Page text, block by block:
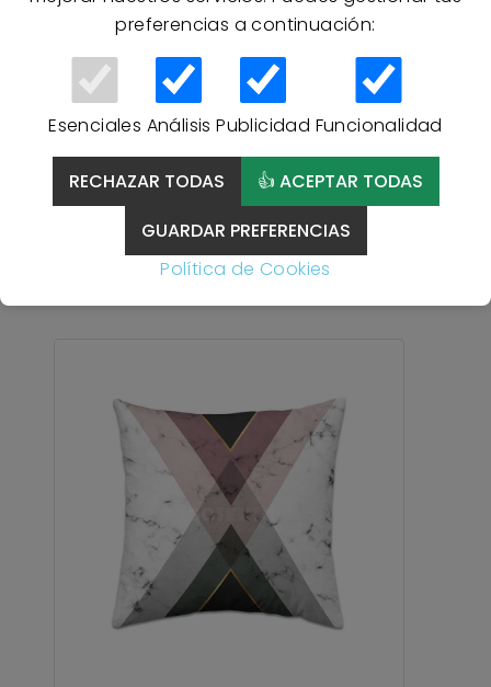
preferencias a continuación:
Esenciales Análisis Publicidad Funcionalidad
RECHAZAR TODAS
👍 ACEPTAR TODAS
GUARDAR PREFERENCIAS
Política de Cookies
20 % Descuento
Cojín decorativo terciopelo
21-067 45X45cm MARCAVI -
ÚNICO
10,32 €
12,90 €